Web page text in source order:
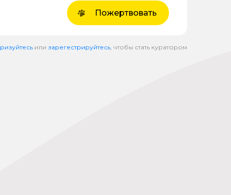
Пожертвовать
или зарегестрируйтесь , чтобы стать куратором